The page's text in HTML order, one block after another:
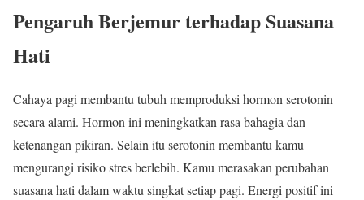
Pengaruh Berjemur terhadap Suasana
Hati
Cahaya pagi membantu tubuh memproduksi hormon serotonin
secara alami. Hormon ini meningkatkan rasa bahagia dan
ketenangan pikiran. Selain itu serotonin membantu kamu
mengurangi risiko stres berlebih. Kamu merasakan perubahan
suasana hati dalam waktu singkat setiap pagi. Energi positif ini